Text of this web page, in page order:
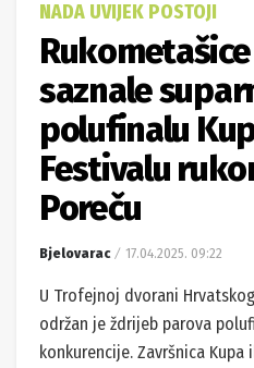
NADA UVIJEK POSTOJI
saznale
polufinalu
Festivalu
Poreču
Bjelovarac 17.04.2025. 09:22
U Trofejnoj dvorani
održan je ždrijeb parova
konkurencije. Završnica